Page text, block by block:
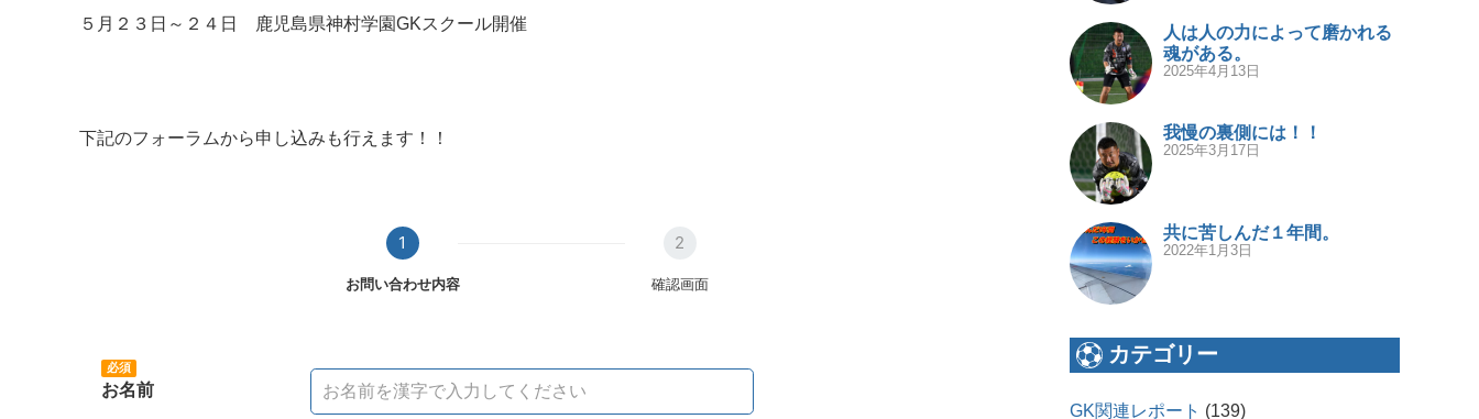
５月２３日～２４日 鹿児島県神村学園GKスクール開催
下記のフォーラムから申し込みも行えます！！
1
お問い合わせ内容
2
確認画面
お名前
人は人の力によって磨かれる
魂がある。
2025年4月13日
我慢の裏側には！！
2025年3月17日
共に苦しんだ１年間。
2022年1月3日
カテゴリー
GK関連レポート (139)